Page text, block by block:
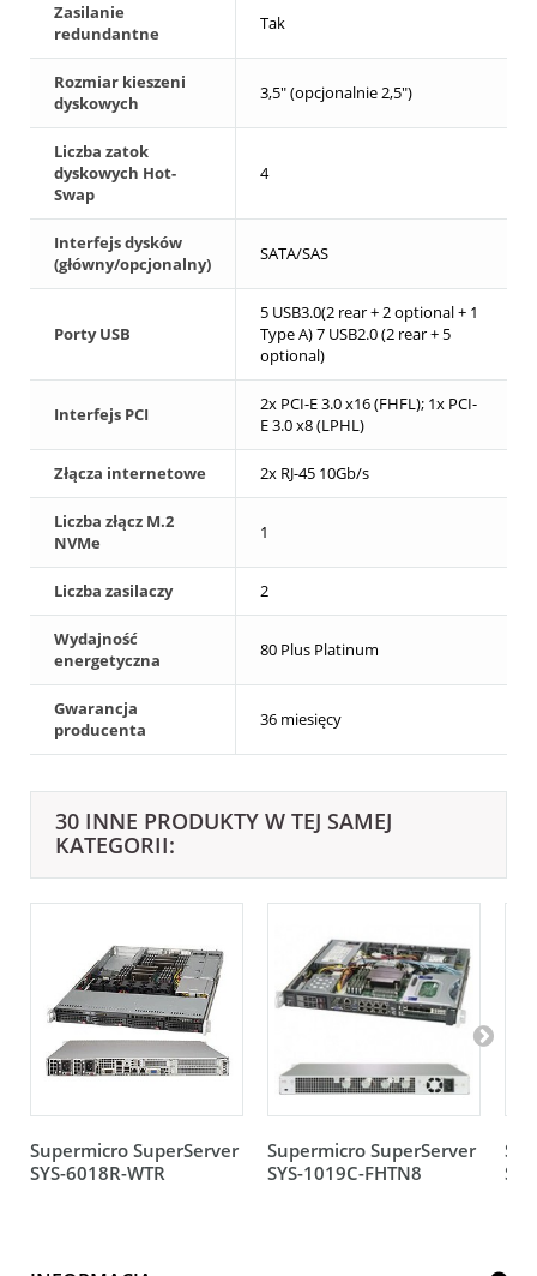
Zasilanie
redundantne
Tak
Rozmiar kieszeni
dyskowych
3,5" (opcjonalnie 2,5")
Liczba zatok
dyskowych Hot-
Swap
4
Interfejs dysków
(główny/opcjonalny)
SATA/SAS
Porty USB
5 USB3.0(2 rear + 2 optional + 1
Type A) 7 USB2.0 (2 rear + 5
optional)
Interfejs PCI
2x PCI-E 3.0 x16 (FHFL); 1x PCI-
E 3.0 x8 (LPHL)
Złącza internetowe 2x RJ-45 10Gb/s
Liczba złącz M.2
NVMe
1
Liczba zasilaczy 2
Wydajność
energetyczna
80 Plus Platinum
Gwarancja
producenta
36 miesięcy
30 INNE PRODUKTY W TEJ SAMEJ
KATEGORII:
Supermicro SuperServer
SYS-6018R-WTR
Supermicro SuperServer
SYS-1019C-FHTN8